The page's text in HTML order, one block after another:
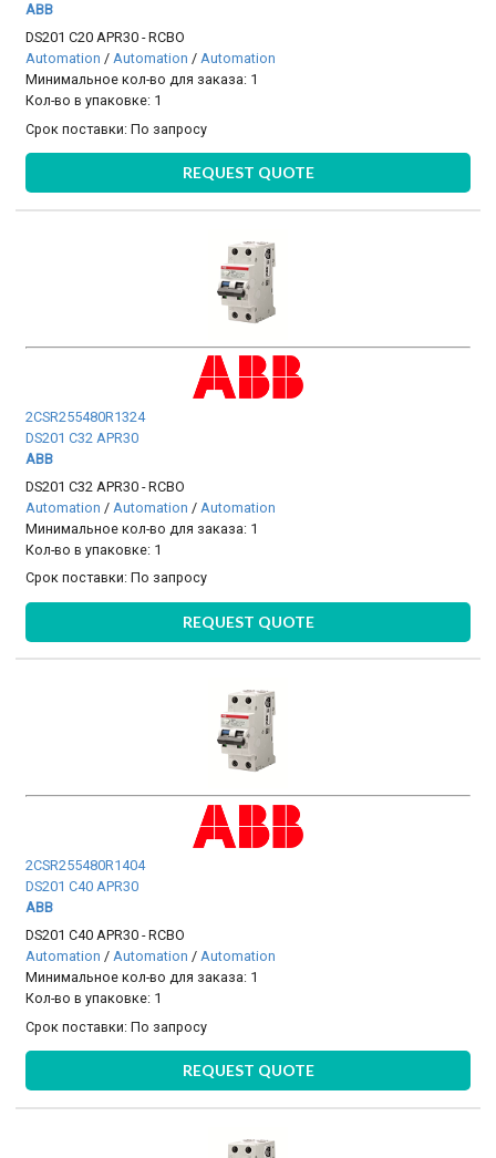
ABB
DS201 C20 APR30 - RCBO
Automation /Automation /Automation
Минимальное кол-во для заказа: 1
Кол-во в упаковке: 1
Срок поставки:По запросу
REQUEST QUOTE
2CSR255480R1324
DS201 C32 APR30
ABB
DS201 C32 APR30 - RCBO
Automation / Automation / Automation
Минимальное кол-во для заказа: 1
Кол-во в упаковке: 1
Срок поставки:По запросу
REQUEST QUOTE
2CSR255480R1404
DS201 C40 APR30
ABB
DS201 C40 APR30 - RCBO
Automation /Automation /Automation
Минимальное кол-во для заказа: 1
Кол-во в упаковке: 1
Срок поставки:По запросу
REQUEST QUOTE